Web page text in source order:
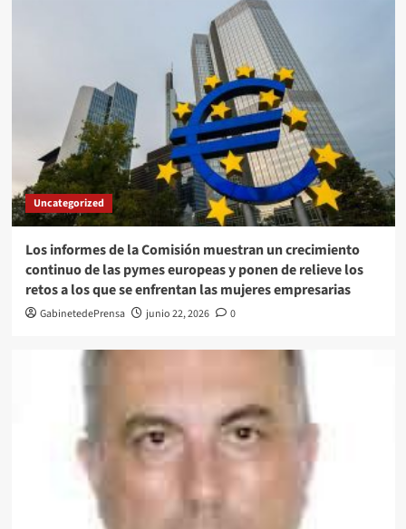
Uncategorized
Los informes de la Comisión muestran un crecimiento
continuo de las pymes europeas y ponen de relieve los
retos a los que se enfrentan las mujeres empresarias
GabinetedePrensa junio 22, 2026 0